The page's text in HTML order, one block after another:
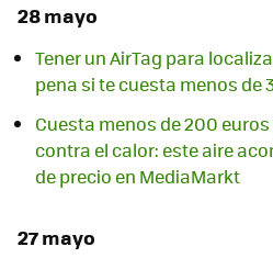
28 mayo
Tener un AirTag para
pena si te cuesta menos de
Cuesta menos de 200
contra el calor: este aire
de precio en MediaMarkt
27 mayo